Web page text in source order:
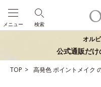
検索
メニュー
オル
公式通販だけ
TOP 高発色ポイントメイク